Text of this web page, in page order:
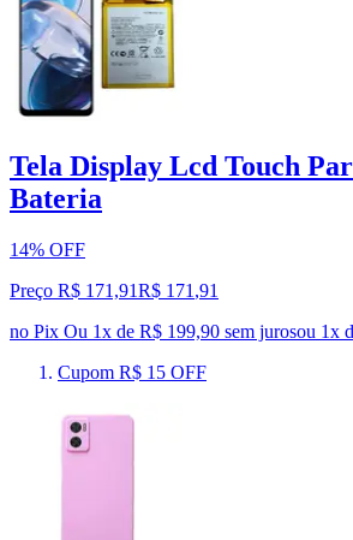
Tela Display Lcd Touch
Bateria
14% OFF
Preço R$ 171,91R$ 171 ,91
no Pix Ou 1x de R$ 199,90 sem jurosou 1x
Cupom R$ 15 OFF